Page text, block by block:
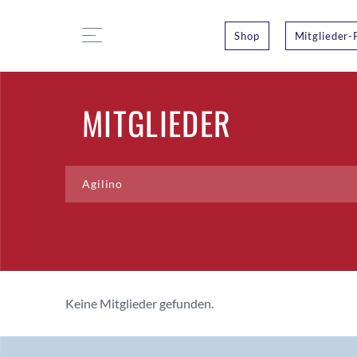
Shop Mitglieder-
MITGLIEDER
Keine Mitglieder gefunden.